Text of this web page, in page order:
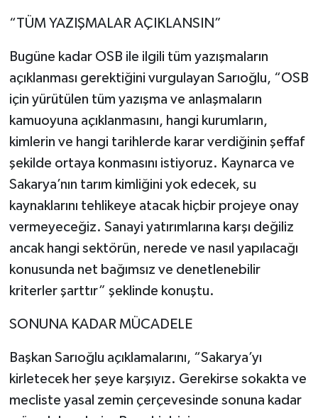
“TÜM YAZIŞMALAR AÇIKLANSIN”
Bugüne kadar OSB ile ilgili tüm yazışmaların
açıklanması gerektiğini vurgulayan Sarıoğlu, “OSB
için yürütülen tüm yazışma ve anlaşmaların
kamuoyuna açıklanmasını, hangi kurumların,
kimlerin ve hangi tarihlerde karar verdiğinin şeffaf
şekilde ortaya konmasını istiyoruz. Kaynarca ve
Sakarya’nın tarım kimliğini yok edecek, su
kaynaklarını tehlikeye atacak hiçbir projeye onay
vermeyeceğiz. Sanayi yatırımlarına karşı değiliz
ancak hangi sektörün, nerede ve nasıl yapılacağı
konusunda net bağımsız ve denetlenebilir
kriterler şarttır” şeklinde konuştu.
SONUNA KADAR MÜCADELE
Başkan Sarıoğlu açıklamalarını, “Sakarya’yı
kirletecek her şeye karşıyız. Gerekirse sokakta ve
mecliste yasal zemin çerçevesinde sonuna kadar